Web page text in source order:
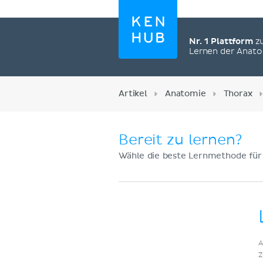
Nr. 1 Plattform
Lernen der
Artikel Anatomie Thorax
Bereit zu lernen?
Wähle die beste Lernmethode für